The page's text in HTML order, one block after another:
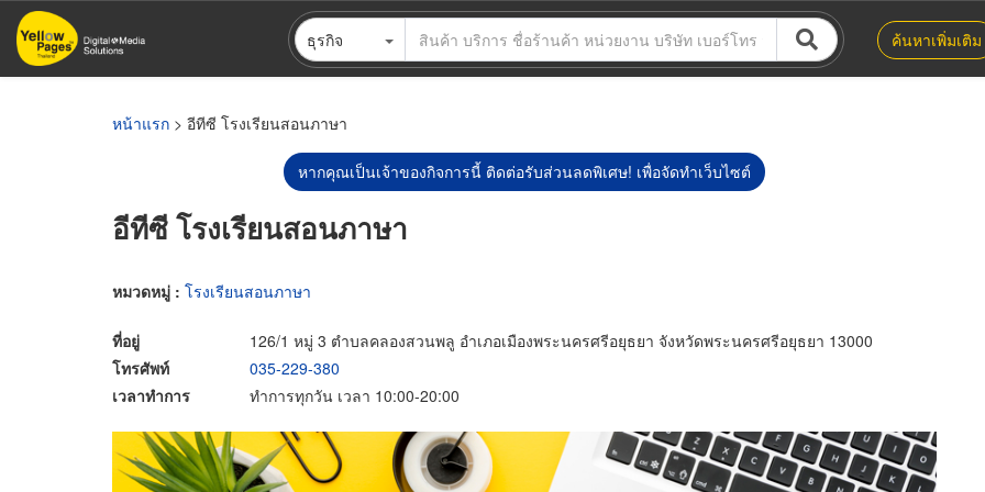
ข้าม
ไป
ธุรกิจ ค้นหาเพิ่มเติม
หน้าแรก > อีทีซี โรงเรียนสอนภาษา
หากคุณเป็นเจ้าของกิจการนี้ ติดต่อรับส่วนลดพิเศษ! เพื่อจัดทำเว็บไซต์
อีทีซี โรงเรียนสอนภาษา
หมวดหมู่ : โรงเรียนสอนภาษา
ที่อยู่
126/1 หมู่ 3 ตำบลคลองสวนพลู อำเภอเมืองพระนครศรีอยุธยา จังหวัดพระนครศรีอยุธยา 13000
โทรศัพท์
035-229-380
เวลาทำการ
ทำการทุกวัน เวลา 10:00-20:00